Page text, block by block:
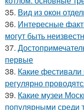
35. Вид из окон
36. Интересные
могут быть
37.
первые
38. Какие
регулярно
39. Какие музеи
популярными среди